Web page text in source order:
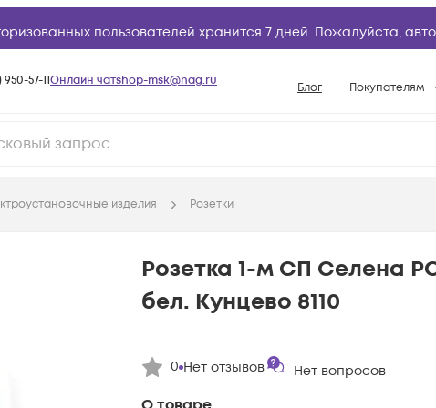
пользователей хранится 7 дней. Пожалуйста,
950-57-11Онлайн чатshop-msk@nag.ru Блог Покупателям
Возврат
Конфигураторы
изделия Розетки
Розетка 1-м СП Селена
бел. Кунцево 8110
0 Нет отзывов Нет вопросов